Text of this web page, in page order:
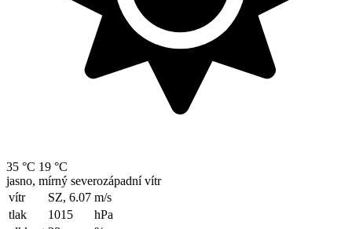
35 °C 19 °C
jasno, mírný severozápadní vítr
vítr
SZ, 6.07 m/s
tlak
1015
hPa